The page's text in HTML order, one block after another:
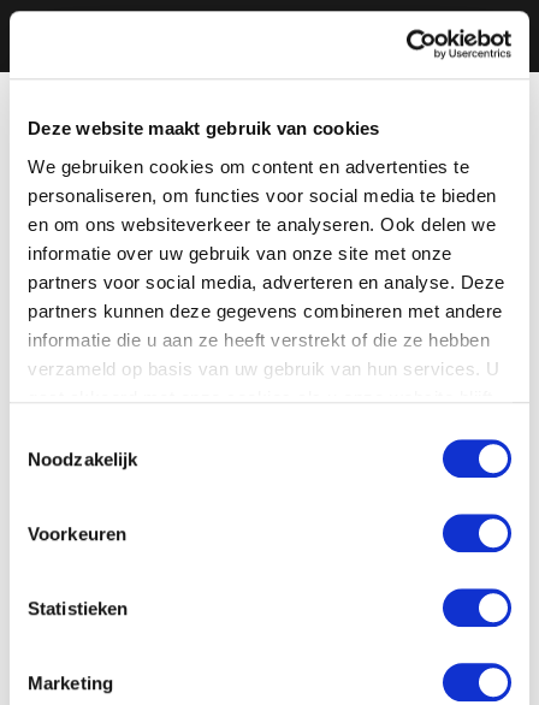
Deze website maakt gebruik van cookies
We gebruiken cookies om content en advertenties te
personaliseren, om functies voor social media te bieden
en om ons websiteverkeer te analyseren. Ook delen we
informatie over uw gebruik van onze site met onze
partners voor social media, adverteren en analyse. Deze
partners kunnen deze gegevens combineren met andere
informatie die u aan ze heeft verstrekt of die ze hebben
verzameld op basis van uw gebruik van hun services. U
Noodzakelijk
Voorkeuren
Statistieken
Marketing